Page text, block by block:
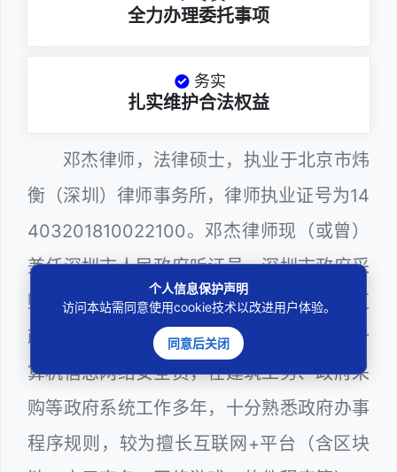
全力办理委托事项
务实
扎实维护合法权益
邓杰律师，法律硕士，执业于北京市炜
衡（深圳）律师事务所，律师执业证号为14
403201810022100。邓杰律师现（或曾）
兼任深圳市人民政府听证员、深圳市政府采
购评审专家（法律类），曾担任深圳市某区
政府部门公职律师、建设工程定标专家、计
算机信息网络安全员，在建筑工务、政府采
购等政府系统工作多年，十分熟悉政府办事
程序规则，较为擅长互联网+平台（含区块
个人信息保护声明
访问本站需同意使用cookie技术以改进用户体验。
同意后关闭